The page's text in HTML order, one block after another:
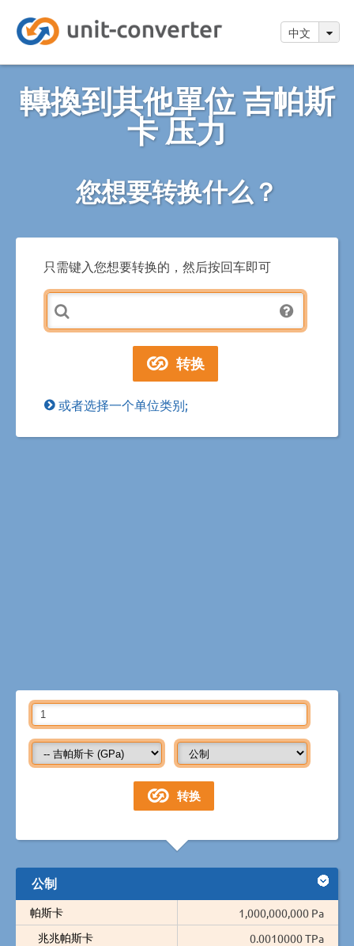
中文
轉換到其他單位 吉帕斯
卡 压力
您想要转换什么？
只需键入您想要转换的，然后按回车即可
或者选择一个单位类别;
公制
帕斯卡
1,000,000,000 Pa
兆兆帕斯卡
0.0010000 TPa